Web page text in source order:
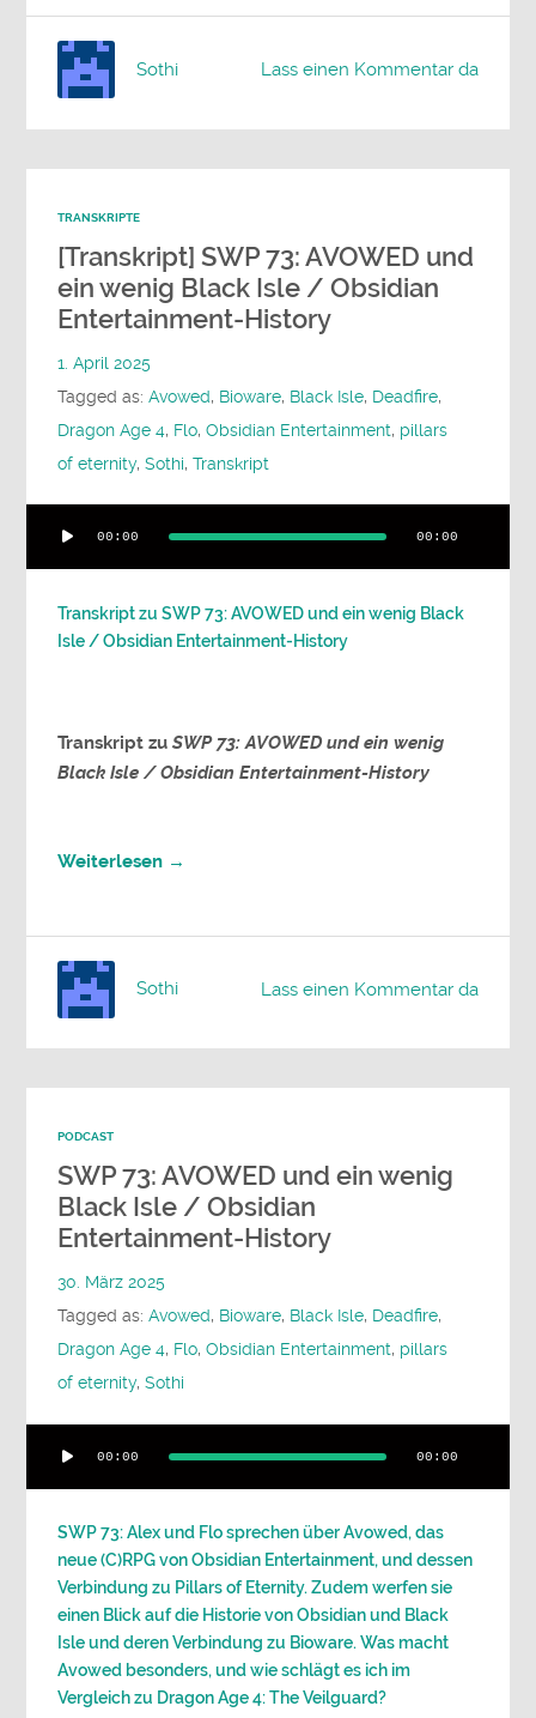
Lass einen Kommentar da
Sothi
TRANSKRIPTE
[Transkript] SWP 73: AVOWED und
ein wenig Black Isle / Obsidian
Entertainment-History
1. April 2025
Tagged as:Avowed, Bioware, Black Isle, Deadfire,
Dragon Age 4, Flo,Obsidian Entertainment, pillars
of eternity,Sothi,Transkript
Player
00:00 00:00
Transkript zu SWP 73: AVOWED und ein wenig Black
Isle / Obsidian Entertainment-History
Transkript zu SWP 73: AVOWED und ein wenig
Black Isle / Obsidian Entertainment-History
Weiterlesen →
Lass einen Kommentar da
Sothi
PODCAST
SWP 73: AVOWED und ein wenig
Black Isle / Obsidian
Entertainment-History
30. März 2025
Tagged as:Avowed, Bioware, Black Isle, Deadfire,
Dragon Age 4, Flo,Obsidian Entertainment, pillars
of eternity,Sothi
Player
00:00 00:00
SWP 73: Alex und Flo sprechen über Avowed, das
neue (C)RPG von Obsidian Entertainment, und dessen
Verbindung zu Pillars of Eternity. Zudem werfen sie
einen Blick auf die Historie von Obsidian und Black
Isle und deren Verbindung zu Bioware. Was macht
Avowed besonders, und wie schlägt es ich im
Vergleich zu Dragon Age 4: The Veilguard?